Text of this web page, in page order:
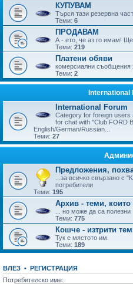
КУПУВАМ
Търся тази резервна част.
Теми: 6
ПРОДАВАМ
А - ето, че аз го имам! Ще
Теми: 219
Платени обяви
комерсиални съобщения
Теми: 2
International
International Forum
Category for foreign
for chat with "Club FORD
English/German/Russian...
Теми: 27
Предложения,
...за всичко свързано с
потребители
Теми: 195
Архив - теми, които
... но може да са полезни
Теми: 775
Кошче - изтрити
Тук е мястото им.
Теми: 189
ВЛЕЗ • РЕГИСТРАЦИЯ
Потребителско име: